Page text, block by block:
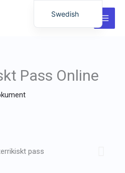
Pass Online
Swedish
Dutch